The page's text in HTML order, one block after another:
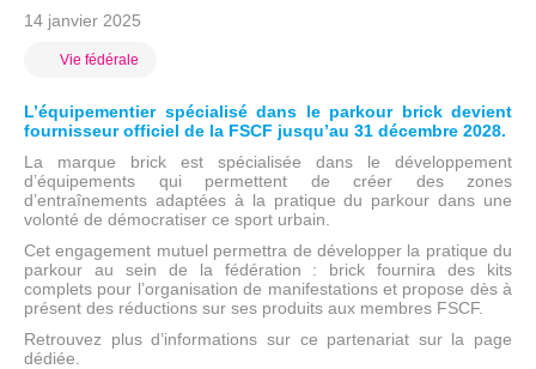
14 janvier 2025
Vie fédérale
L’équipementier spécialisé dans le parkour brick devient
fournisseur officiel de la FSCF jusqu’au 31 décembre 2028.
La marque brick est spécialisée dans le développement
d’équipements qui permettent de créer des zones
d’entraînements adaptées à la pratique du parkour dans une
volonté de démocratiser ce sport urbain.
Cet engagement mutuel permettra de développer la pratique du
parkour au sein de la fédération : brick fournira des kits
complets pour l’organisation de manifestations et propose dès à
présent des réductions sur ses produits aux membres FSCF.
Retrouvez plus d’informations sur ce partenariat sur la page
dédiée.